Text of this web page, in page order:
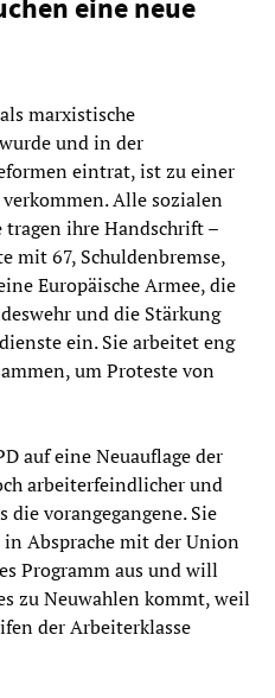
eine neue
marxistische
und in der
eintrat, ist zu einer
Alle sozialen
ihre Handschrift –
mit 67, Schuldenbremse,
Europäische Armee, die
und die Stärkung
ein. Sie arbeitet eng
um Proteste von
auf eine Neuauflage der
arbeiterfeindlicher und
vorangegangene. Sie
Absprache mit der Union
Programm aus und will
zu Neuwahlen kommt, weil
der Arbeiterklasse